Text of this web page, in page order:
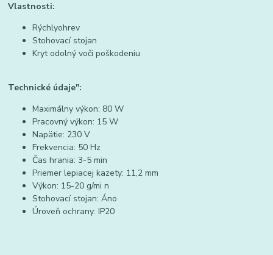
Vlastnosti:
Rýchlyohrev
Stohovací stojan
Kryt odolný voči poškodeniu
Technické údaje":
Maximálny výkon: 80 W
Pracovný výkon: 15 W
Napätie: 230 V
Frekvencia: 50 Hz
Čas hrania: 3-5 min
Priemer lepiacej kazety: 11,2 mm
Výkon: 15-20 g/mi n
Stohovací stojan: Áno
Úroveň ochrany: IP20